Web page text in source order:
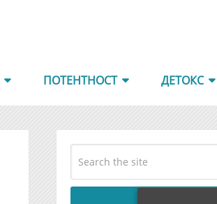
ПОТЕНТНОСТ ДЕТОКС